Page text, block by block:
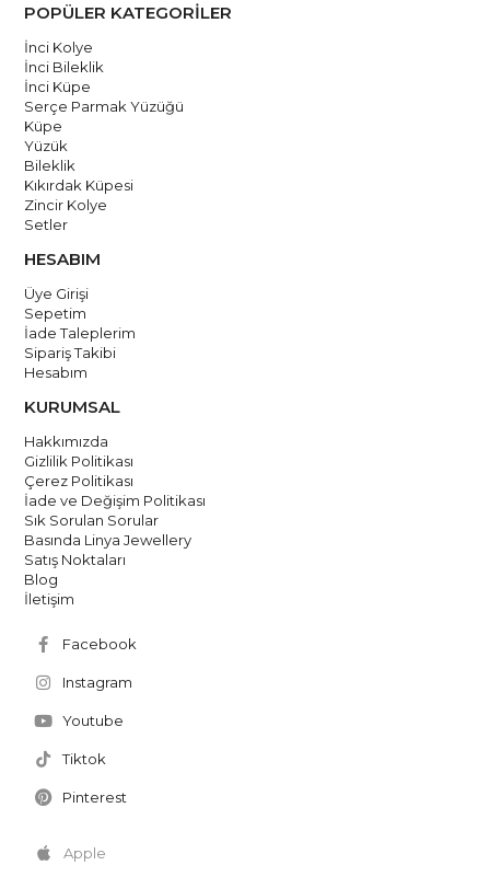
El yapımıdır.
Ücretsiz Kargo
POPÜLER KATEGORİLER
İnci Kolye
İnci Bileklik
İnci Küpe
Serçe Parmak Yüzüğü
Küpe
Yüzük
Bileklik
Kıkırdak Küpesi
Zincir Kolye
Setler
HESABIM
Üye Girişi
Sepetim
İade Taleplerim
Sipariş Takibi
Hesabım
KURUMSAL
Hakkımızda
Gizlilik Politikası
Çerez Politikası
İade ve Değişim Politikası
Sık Sorulan Sorular
Basında Linya Jewellery
Satış Noktaları
Blog
İletişim
Facebook
Instagram
Youtube
Tiktok
Pinterest
Apple